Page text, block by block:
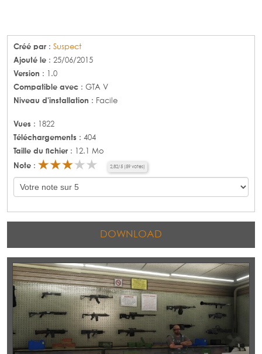
Créé par : Suspect
Ajouté le : 25/06/2015
Version : 1.0
Compatible avec : GTA V
Niveau d'installation : Facile
Vues : 1822
Téléchargements : 404
Taille du fichier : 12.1 Mo
Note : 2,82/5 59 votes)
DOWNLOAD